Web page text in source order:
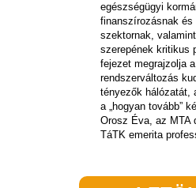
egészségügyi
finanszírozásnak és
szektornak,
szerepének kritikus
fejezet megrajzolja
rendszerváltozás
tényezők hálózatát,
a „hogyan tovább”
Orosz Éva, az MTA
TáTK emerita